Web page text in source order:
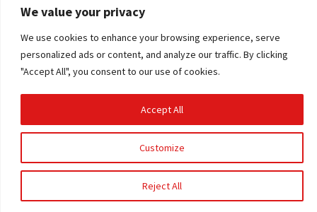
We value your privacy
We use cookies to enhance your browsing experience, serve
personalized ads or content, and analyze our traffic. By clicking
"Accept All", you consent to our use of cookies.
Customize
Reject All
Accept All
Copyright © 2026 Sva prava zadržana. AS Power Equipment d.o.o. |
Izdelava spletne strani:RSMT